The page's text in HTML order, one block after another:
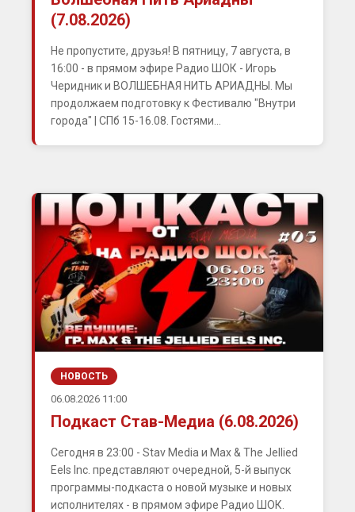
(7.08.2026)
Не пропустите, друзья! В пятницу, 7 августа, в
16:00 - в прямом эфире Радио ШОК - Игорь
Черидник и ВОЛШЕБНАЯ НИТЬ АРИАДНЫ. Мы
продолжаем подготовку к Фестивалю "Внутри
города" | СПб 15-16.08. Гостями...
НОВОСТЬ
06.08.2026 11:00
Подкаст Став-Медиа (6.08.2026)
Сегодня в 23:00 - Stav Media и Max & The Jellied
Eels Inc. представляют очередной, 5-й выпуск
программы-подкаста о новой музыке и новых
исполнителях - в прямом эфире Радио ШОК.